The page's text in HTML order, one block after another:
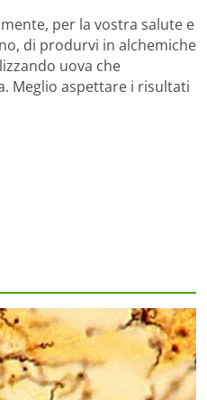
per la vostra salute e
di produrvi in alchemiche
uova che
Meglio aspettare i risultati